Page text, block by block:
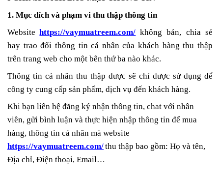
1. Mục đích và phạm vi thu thập thông tin
Website https://vaymuatreem.com/ không bán, chia sẻ
hay trao đổi thông tin cá nhân của khách hàng thu thập
trên trang web cho một bên thứ ba nào khác.
Thông tin cá nhân thu thập được sẽ chỉ được sử dụng để
công ty cung cấp sản phẩm, dịch vụ đến khách hàng.
Khi bạn liên hệ đăng ký nhận thông tin, chat với nhân
viên, gửi bình luận và thực hiện nhập thông tin để mua
hàng, thông tin cá nhân mà website
https://vaymuatreem.com/thu thập bao gồm: Họ và tên,
Địa chỉ, Điện thoại, Email…